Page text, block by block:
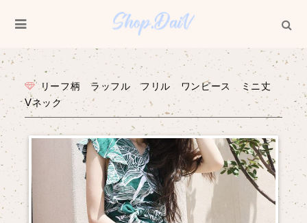
リーフ柄 ラッフル フリル ワンピース ミニ丈
Vネック